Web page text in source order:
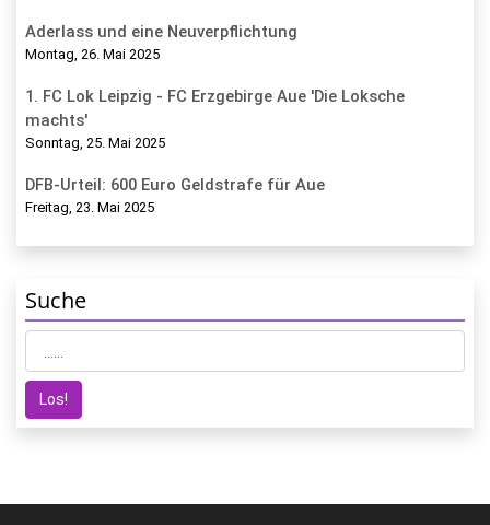
Aderlass und eine Neuverpflichtung
Montag, 26. Mai 2025
1. FC Lok Leipzig - FC Erzgebirge Aue 'Die Loksche
machts'
Sonntag, 25. Mai 2025
DFB-Urteil: 600 Euro Geldstrafe für Aue
Freitag, 23. Mai 2025
Suche